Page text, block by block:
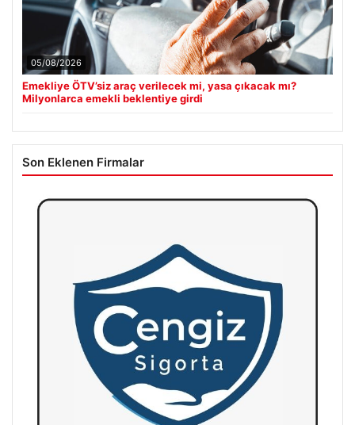
05/08/2026
Emekliye ÖTV’siz araç verilecek mi, yasa çıkacak mı?
Milyonlarca emekli beklentiye girdi
Son Eklenen Firmalar